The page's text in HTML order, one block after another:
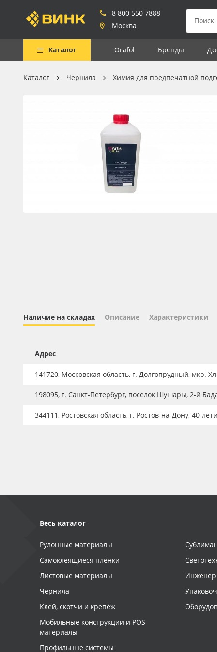
8 800 550 7888
Москва
Каталог Orafol Бренды
Весь каталог
Самоклеящиеся плёнки
Листовые материалы
Клей, скотчи и крепёж
Мобильные конструкции и
Новинки ассортимента
Orajet 3640
Плёнка монтажная Oratape
ПЭТ листовой
ПЭТ бэклит
Каталог Чернила Химия для предпечатной
Наличие на складах Описание Характеристики
Адрес
141720, Московская область, г. Долгопрудный, мкр.
198095, г. Санкт-Петербург, поселок Шушары, 2-й
344111, Ростовская область, г. Ростов-на-Дону, 40-
Весь каталог
Рулонные материалы
Самоклеящиеся плёнки
Листовые материалы
Чернила
Клей, скотчи и крепёж
Мобильные конструкции и POS-
материалы
Профильные системы